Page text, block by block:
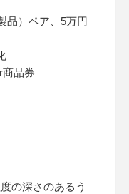
品）ペア、5万円
品券
の深さのあるう